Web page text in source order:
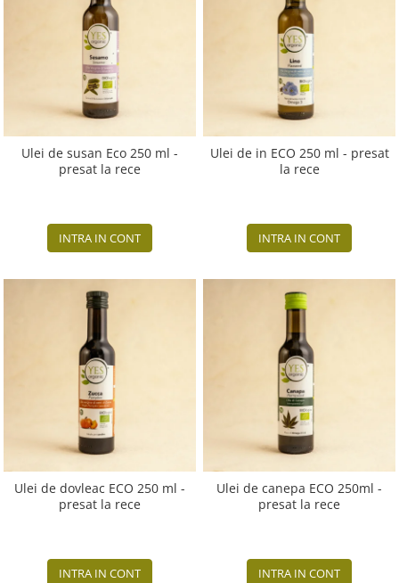
Ulei de susan Eco 250 ml -
presat la rece
INTRA IN CONT
Ulei de in ECO 250 ml - presat
la rece
INTRA IN CONT
Ulei de dovleac ECO 250 ml -
presat la rece
INTRA IN CONT
Ulei de canepa ECO 250ml -
presat la rece
INTRA IN CONT